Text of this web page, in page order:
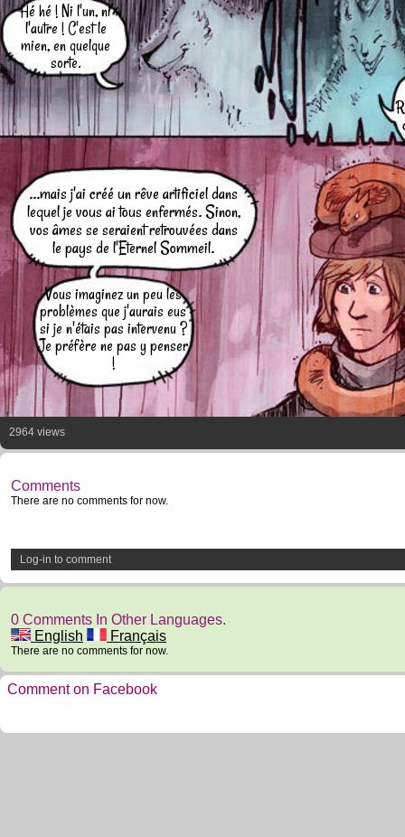
Hé hé ! Ni l'un, ni
l'autre ! C'est le
mien, en quelque
sorte.
...mais j'ai créé un rêve artificiel dans
lequel je vous ai tous enfermés. Sinon,
vos âmes se seraient retrouvées dans
le pays de l'Eternel Sommeil.
Vous imaginez un peu les
problèmes que j'aurais eus
si je n'étais pas intervenu ?
Je préfère ne pas y penser
!
2964 views
Comments
There are no comments for now.
Log-in to comment
0 Comments In Other Languages.
English
Français
There are no comments for now.
Comment on Facebook